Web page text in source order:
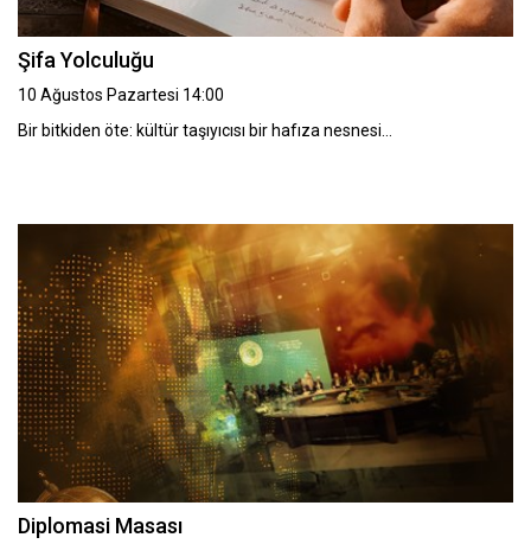
Diplomasi Masası
Şifa Yolculuğu
10 Ağustos Pazartesi 14:00
Bir bitkiden öte: kültür taşıyıcısı bir hafıza nesnesi…